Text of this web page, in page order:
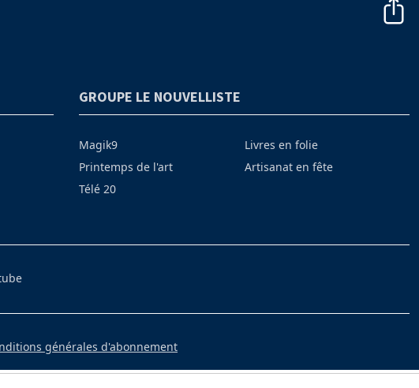
GROUPE LE NOUVELLISTE
Magik9
Printemps de l'art
Télé 20
Livres en folie
Artisanat en fête
générales d'abonnement